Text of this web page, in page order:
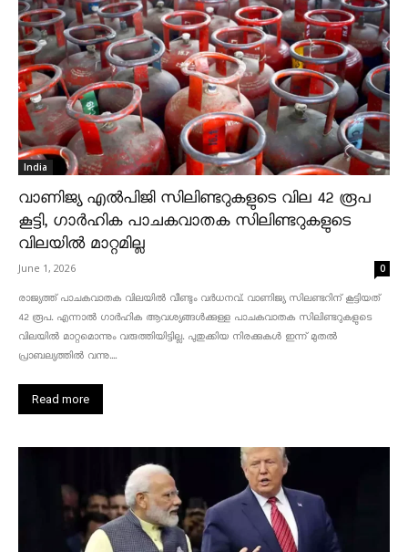
India
വാണിജ്യ എൽപിജി സിലിണ്ടറുകളുടെ വില 42 രൂപ
കൂട്ടി, ഗാർഹിക പാചകവാതക സിലിണ്ടറുകളുടെ
വിലയിൽ മാറ്റമില്ല
June 1, 2026 0
രാജ്യത്ത് പാചകവാതക വിലയിൽ വീണ്ടും വർധനവ്. വാണിജ്യ സിലണ്ടറിന് കൂട്ടിയത്
42 രൂപ. എന്നാൽ ഗാർഹിക ആവശ്യങ്ങൾക്കുള്ള പാചകവാതക സിലിണ്ടറുകളുടെ
വിലയിൽ മാറ്റമൊന്നും വരുത്തിയിട്ടില്ല. പുതുക്കിയ നിരക്കുകൾ ഇന്ന് മുതൽ
പ്രാബല്യത്തിൽ വന്നു....
Read more